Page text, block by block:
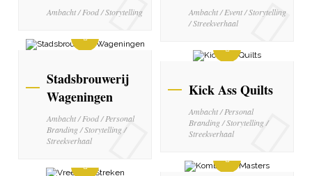
Ambacht / Food / Storytelling
Ambacht / Event / Storytelling
/ Streekverhaal
Stadsbrouwerij
Wageningen
Ambacht / Food / Personal
Branding / Storytelling /
Streekverhaal
Kick Ass Quilts
Ambacht / Personal
Branding / Storytelling /
Streekverhaal